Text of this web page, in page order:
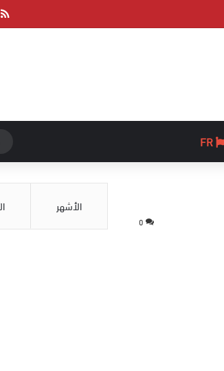
0
الأشهر